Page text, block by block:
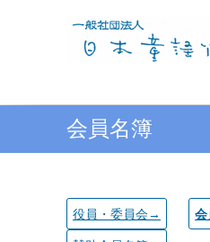
一般社団法人
会
会員名簿
役員・委員会→ 会